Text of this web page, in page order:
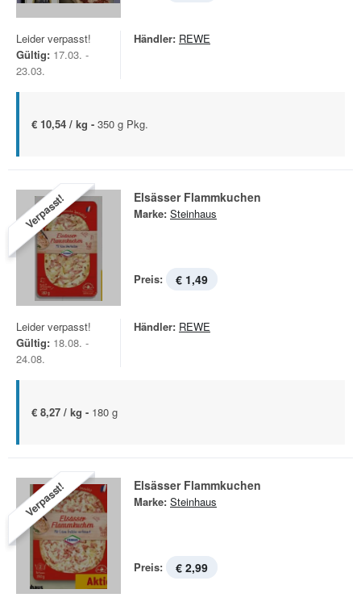
Leider verpasst!
Gültig: 17.03. -
23.03.
Händler: REWE
€ 10,54 / kg - 350 g Pkg.
Verpasst! Elsässer Flammkuchen
Marke: Steinhaus
Preis: € 1,49
Leider verpasst!
Gültig: 18.08. -
24.08.
Händler: REWE
€ 8,27 / kg - 180 g
Verpasst! Elsässer Flammkuchen
Marke: Steinhaus
Preis: € 2,99